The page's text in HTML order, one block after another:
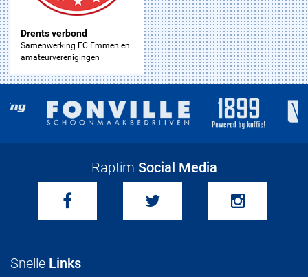
Drents verbond
Samenwerking FC Emmen en
amateurverenigingen
Raptim Social Media
Snelle Links